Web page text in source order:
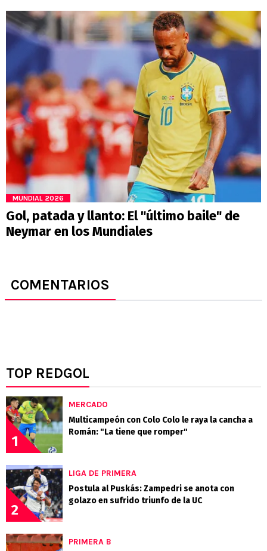
MUNDIAL 2026
Gol, patada y llanto: El "último baile" de
Neymar en los Mundiales
COMENTARIOS
TOP REDGOL
1
MERCADO
Multicampeón con Colo Colo le raya la cancha a
Román: "La tiene que romper"
2
LIGA DE PRIMERA
Postula al Puskás: Zampedri se anota con
golazo en sufrido triunfo de la UC
PRIMERA B